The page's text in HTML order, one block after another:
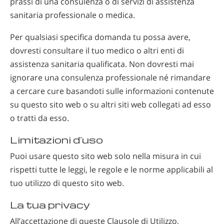
sanitaria professionale o medica.
Per qualsiasi specifica domanda tu possa avere,
dovresti consultare il tuo medico o altri enti di
assistenza sanitaria qualificata. Non dovresti mai
ignorare una consulenza professionale né rimandare
a cercare cure basandoti sulle informazioni contenute
su questo sito web o su altri siti web collegati ad esso
o tratti da esso.
Limitazioni d’uso
Puoi usare questo sito web solo nella misura in cui
rispetti tutte le leggi, le regole e le norme applicabili al
tuo utilizzo di questo sito web.
La tua privacy
All’accettazione di queste Clausole di Utilizzo,